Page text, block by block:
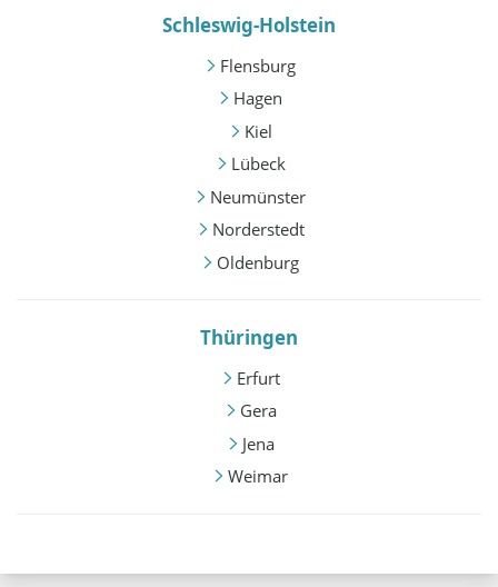
Schleswig-Holstein
Flensburg
Hagen
Kiel
Lübeck
Neumünster
Norderstedt
Oldenburg
Thüringen
Erfurt
Gera
Jena
Weimar